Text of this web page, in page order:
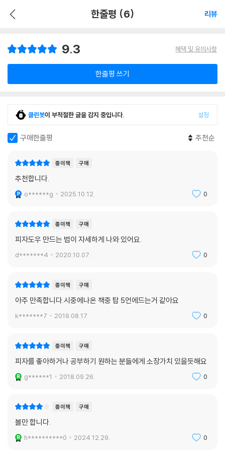
한줄평 (6) 리뷰
9.3 혜택 및 유의사항
한줄평 쓰기
클린봇이 부적절한 글을 감지 중입니다. 설정
구매한줄평 추천순
종이책 구매
추천합니다.
o******g 2025.10.12. 0
종이책 구매
피자도우 만드는 법이 자세하게 나와 있어요.
d*******4 2020.10.07. 0
종이책 구매
아주 만족합니다.시중에나온 책중 탑 5언에드는거 같아요
k*******7 2019.08.17. 0
종이책 구매
피자를 좋아하거나 공부하기 원하는 분들에게 소장가치 있을듯해요
g******1 2018.09.26. 0
종이책 구매
볼만 합니다.
h**********0 2024.12.29. 0